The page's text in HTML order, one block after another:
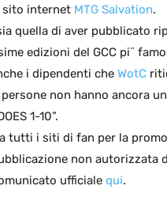
sito internet MTG Salvation.
quella di aver pubblicato
edizioni del GCC pi¨
i dipendenti che WotC
non hanno ancora
1-10”.
tutti i siti di fan per la
non autorizzata
ufficiale qui.